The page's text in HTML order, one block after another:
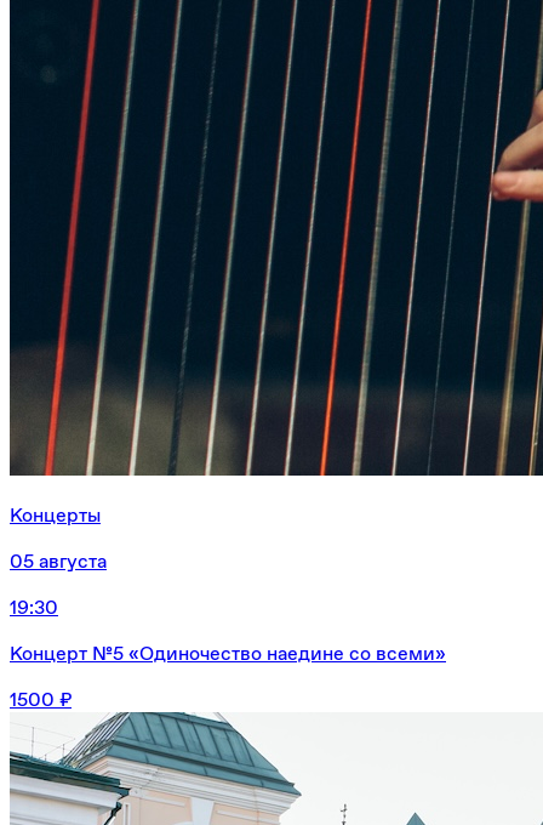
Концерты
05 августа
19:30
Концерт №5 «Одиночество наедине со всеми»
1500 ₽